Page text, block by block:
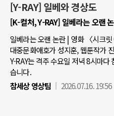
[Y-RAY] 일베와 경상도
[K-컬처, Y-RAY] 일베라는 오랜
일베라는 오랜 논란 | 영화 〈시크
대중문화애호가 성지훈, 웹툰작가
Y-RAY는 격주 수요일 저녁 8시마
습니다.
참세상 영상팀
2026.07.16. 19:56